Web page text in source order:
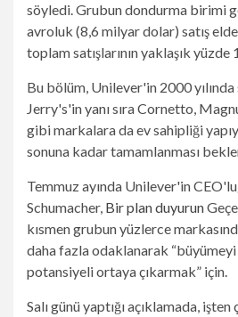
söyledi. Grubun dondurma birimi
avroluk (8,6 milyar dolar) satış
toplam satışlarının yaklaşık
Bu bölüm, Unilever'in 2000 yılında
Jerry's'in yanı sıra Cornetto,
gibi markalara da ev sahipliği
sonuna kadar tamamlanması
Temmuz ayında Unilever'in
Schumacher, Bir plan duyurun
kısmen grubun yüzlerce
daha fazla odaklanarak
potansiyeli ortaya çıkarmak” için.
Salı günü yaptığı açıklamada,